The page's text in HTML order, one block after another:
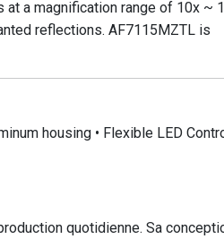
a magnification range of 10x ~
reflections. AF7115MZTL is
housing • Flexible LED
quotidienne. Sa